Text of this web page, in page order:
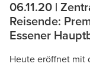
06.11.20 |
Reisende:
Essener
Heute eröffnet mit